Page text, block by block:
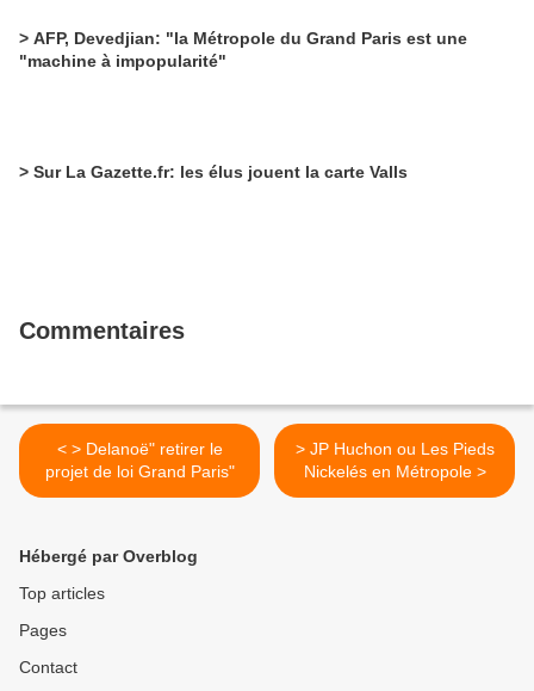
> AFP, Devedjian: "la Métropole du Grand Paris est une
"machine à impopularité"
> Sur La Gazette.fr: les élus jouent la carte Valls
Commentaires
< > Delanoë" retirer le
projet de loi Grand Paris"
> JP Huchon ou Les Pieds
Nickelés en Métropole >
Hébergé par Overblog
Top articles
Pages
Contact